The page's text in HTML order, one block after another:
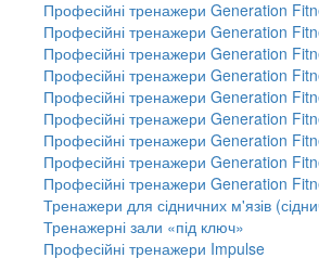
Професійні тренажери Generation
Професійні тренажери Generation
Професійні тренажери Generation
Професійні тренажери Generation
Професійні тренажери Generation
Професійні тренажери Generation
Професійні тренажери Generation
Професійні тренажери Generation
Професійні тренажери Generation
Тренажери для сідничних м'язів
Тренажерні зали «під ключ»
Професійні тренажери Impulse